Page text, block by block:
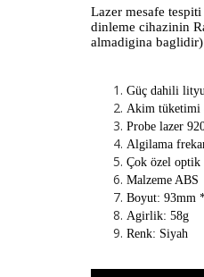
Lazer mesafe
dinleme cihazinin
almadigina baglidir)
Güç dahili
Akim tüketimi
Probe lazer
Algilama
Çok özel
Malzeme ABS
Boyut: 93mm
Agirlik: 58g
Renk: Siyah